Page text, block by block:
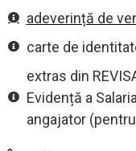
adeverință de
carte de
extras din
Evidență a
angajator